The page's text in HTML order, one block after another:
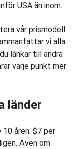
USA än inom.
vår prismodell
vi alla
länkar till andra
varje punkt mer
länder
åren: $7 per
Även om